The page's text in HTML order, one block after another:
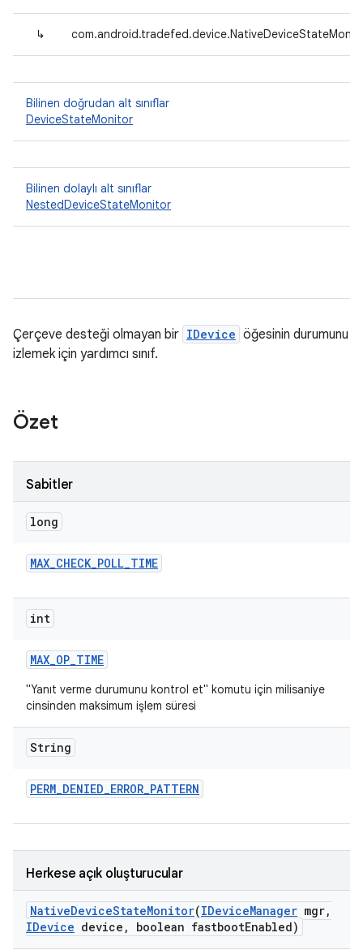
↳
Bilinen doğrudan alt sınıflar
DeviceStateMonitor
Bilinen dolaylı alt sınıflar
NestedDeviceStateMonitor
Çerçeve desteği olmayan bir IDevice öğesinin durumunu
izlemek için yardımcı sınıf.
Özet
Sabitler
long
MAX_CHECK_POLL_TIME
int
MAX_OP_TIME
"Yanıt verme durumunu kontrol et" komutu için milisaniye
cinsinden maksimum işlem süresi
String
PERM_DENIED_ERROR_PATTERN
Herkese açık oluşturucular
NativeDeviceStateMonitor(IDeviceManager mgr,
IDevice device , boolean fastbootEnabled)